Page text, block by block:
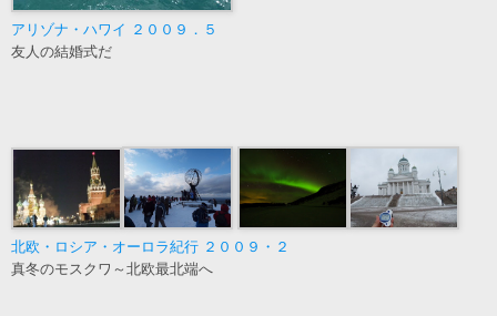
アリゾナ・ハワイ ２００９．５
友人の結婚式だ
北欧・ロシア・オーロラ紀行 ２００９・２
真冬のモスクワ～北欧最北端へ